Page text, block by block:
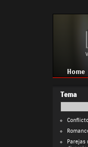
Home
Tema
Parejas